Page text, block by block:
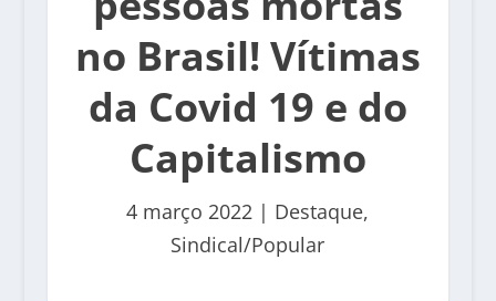
no Brasil! Vítimas
da Covid 19 e do
Capitalismo
4 março 2022 | Destaque,
Sindical/Popular